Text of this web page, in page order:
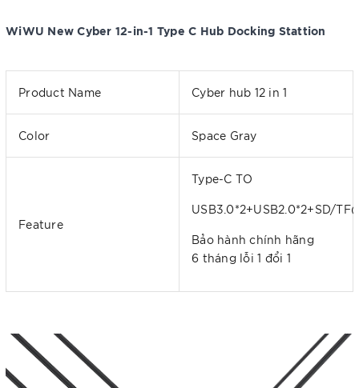
WiWU New Cyber 12-in-1 Type C Hub Docking Stattion
Product Name Cyber hub 12 in 1
Color Space Gray
Feature
Type-C TO
USB3.0*2+USB2.0*2+SD/
Bảo hành chính hãng
6 tháng lỗi 1 đổi 1